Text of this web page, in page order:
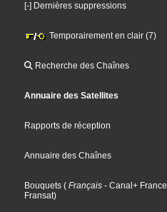
[-] Dernières suppressions
Temporairement en clair (7)
Recherche des Chaînes
Annuaire des Satellites
Rapports de réception
Annuaire des Chaînes
Bouquets ( Français - Canal+ France
Fransat)